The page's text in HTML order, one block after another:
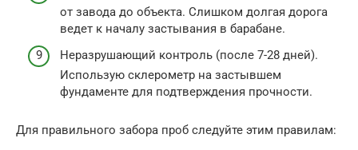
от завода до объекта. Слишком долгая дорога
ведет к началу застывания в барабане.
Неразрушающий контроль (после 7-28 дней).
Использую склерометр на застывшем
фундаменте для подтверждения прочности.
Для правильного забора проб следуйте этим правилам: